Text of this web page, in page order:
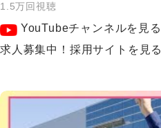
1.5万回視聴
YouTubeチャンネルを見る
求人募集中！採用サイトを見る